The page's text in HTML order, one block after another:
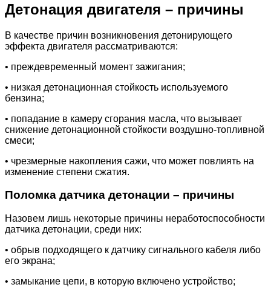
Детонация двигателя – причины
В качестве причин возникновения детонирующего
эффекта двигателя рассматриваются:
• преждевременный момент зажигания;
• низкая детонационная стойкость используемого
бензина;
• попадание в камеру сгорания масла, что вызывает
снижение детонационной стойкости воздушно-топливной
смеси;
• чрезмерные накопления сажи, что может повлиять на
изменение степени сжатия.
Поломка датчика детонации – причины
Назовем лишь некоторые причины неработоспособности
датчика детонации, среди них:
• обрыв подходящего к датчику сигнального кабеля либо
его экрана;
• замыкание цепи, в которую включено устройство;